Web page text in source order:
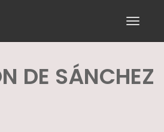
Toggle
DE SÁNCHEZ